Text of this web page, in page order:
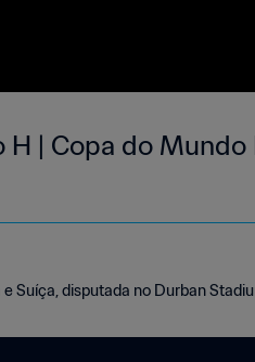
| Copa do Mundo
Suíça, disputada no Durban